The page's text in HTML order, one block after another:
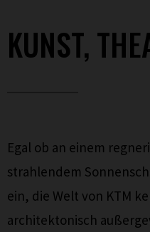
KUNST,
Egal ob an einem
strahlendem
ein, die Welt von KTM
architektonisch